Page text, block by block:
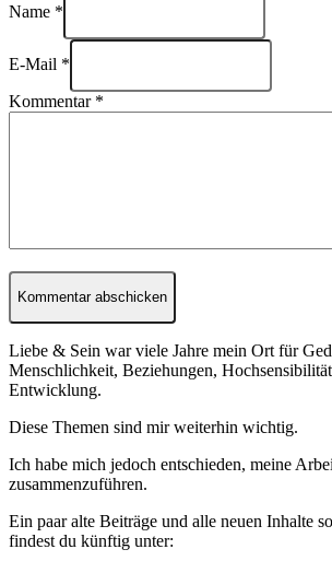
Name *
E-Mail *
Kommentar *
Liebe & Sein war viele Jahre mein Ort für
Menschlichkeit, Beziehungen,
Entwicklung.
Diese Themen sind mir weiterhin wichtig.
Ich habe mich jedoch entschieden, meine
zusammenzuführen.
Ein paar alte Beiträge und alle neuen Inhalte
findest du künftig unter: